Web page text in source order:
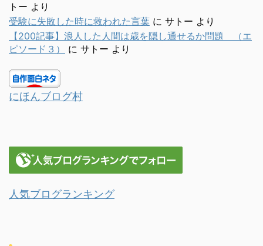
トー より
受験に失敗した時に救われた言葉 に サトー より
【200記事】浪人した人間は歳を隠し通せるか問題 （エ
ピソード３）
に サトー より
にほんブログ村
人気ブログランキング